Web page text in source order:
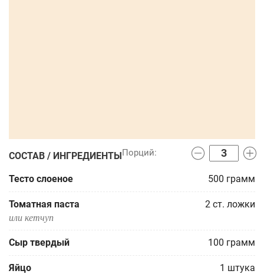
СОСТАВ / ИНГРЕДИЕНТЫ
Тесто слоеное 500 грамм
Томатная паста 2 ст. ложки
или кетчуп
Сыр твердый 100 грамм
Яйцо 1 штука